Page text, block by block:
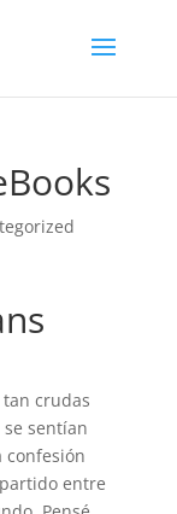
crudas
sentían
confesión
entre